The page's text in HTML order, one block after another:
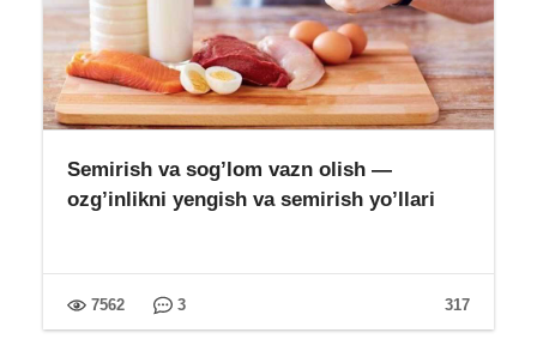
Semirish va sog’lom vazn olish —
ozg’inlikni yengish va semirish yo’llari
317
7562 3